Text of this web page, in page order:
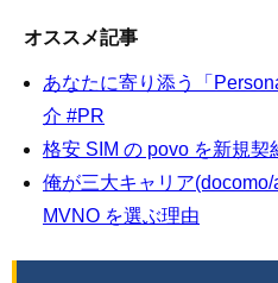
オススメ記事
あなたに寄り添う「
介 #PR
格安 SIM の povo を新規契
俺が三大キャリア
MVNO を選ぶ理由